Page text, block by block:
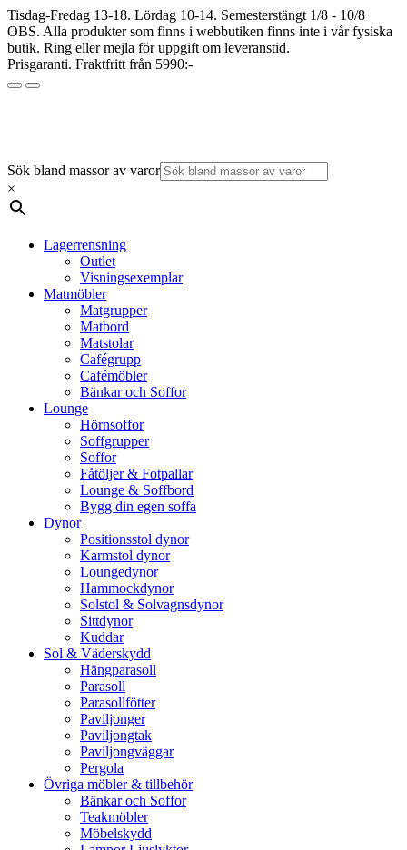
Tisdag-Fredag 13-18. Lördag 10-14. Semesterstängt 1/8 - 10/8
OBS. Alla produkter som finns i webbutiken finns inte i vår fysiska
butik. Ring eller mejla för uppgift om leveranstid.
Prisgaranti. Fraktfritt från 5990:-
Sök bland massor av varor
×
Lagerrensning
Outlet
Visningsexemplar
Matmöbler
Matgrupper
Matbord
Matstolar
Cafégrupp
Cafémöbler
Bänkar och Soffor
Lounge
Hörnsoffor
Soffgrupper
Soffor
Fåtöljer & Fotpallar
Lounge & Soffbord
Bygg din egen soffa
Dynor
Positionsstol dynor
Karmstol dynor
Loungedynor
Hammockdynor
Solstol & Solvagnsdynor
Sittdynor
Kuddar
Sol & Väderskydd
Hängparasoll
Parasoll
Parasollfötter
Paviljonger
Paviljongtak
Paviljongväggar
Pergola
Övriga möbler & tillbehör
Bänkar och Soffor
Teakmöbler
Möbelskydd